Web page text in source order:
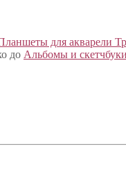
для акварели
до Альбомы и